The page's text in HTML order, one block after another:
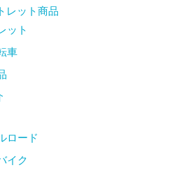
レット商品
ット
車
ロード
イク